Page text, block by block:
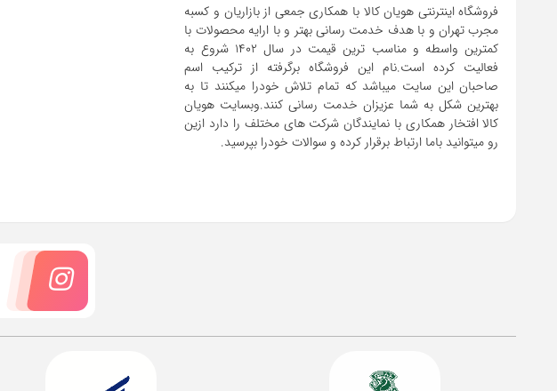
فروشگاه اینترنتی هویان کالا با همکاری جمعی از بازاریان و کسبه
مجرب تهران و با هدف خدمت رسانی بهتر و با ارایه محصولات با
کمترین واسطه و مناسب ترین قیمت در سال 1402 شروع به
فعالیت کرده است.نام این فروشگاه برگرفته از ترکیب اسم
صاحبان این سایت میباشد که تمام تلاش خودرا میکنند تا به
بهترین شکل به شما عزیزان خدمت رسانی کنند.وبسایت هویان
کالا افتخار همکاری با نمایندگان شرکت های مختلف را دارد ازین
رو میتوانید باما ارتباط برقرار کرده و سوالات خودرا بپرسید.